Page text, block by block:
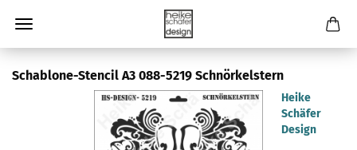
Schablone-Stencil A3 088-5219 Schnörkelstern
Heike
Schäfer
Design